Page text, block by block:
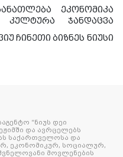
ეკონომიკა
კულტურა
ჯანდაცვა
ჩინეთი ბიზნეს ნიუსი
“ნიუს დეი
და ავრცელებს
საქართველოსა და
ეკონომიკურ, სოციალურ,
მოვლენების